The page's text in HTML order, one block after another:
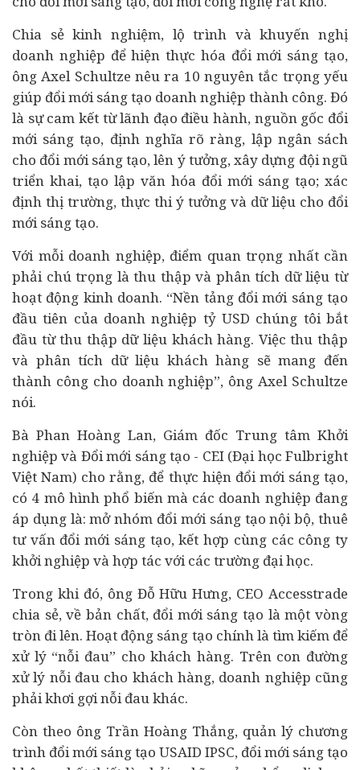
Chia sẻ kinh nghiệm, lộ trình và khuyến nghị
doanh nghiệp để hiện thực hóa đổi mới sáng tạo,
ông Axel Schultze nêu ra 10 nguyên tắc trọng yếu
giúp đổi mới sáng tạo doanh nghiệp thành công. Đó
là sự cam kết từ lãnh đạo điều hành, nguồn gốc đổi
mới sáng tạo, định nghĩa rõ ràng, lập ngân sách
cho đổi mới sáng tạo, lên ý tưởng, xây dựng đội ngũ
triển khai, tạo lập văn hóa đổi mới sáng tạo; xác
định thị trường, thực thi ý tưởng và dữ liệu cho đổi
mới sáng tạo.
Với mỗi doanh nghiệp, điểm quan trọng nhất cần
phải chú trọng là thu thập và phân tích dữ liệu từ
hoạt động kinh doanh. “Nền tảng đổi mới sáng tạo
đầu tiên của doanh nghiệp tỷ USD chúng tôi bắt
đầu từ thu thập dữ liệu khách hàng. Việc thu thập
và phân tích dữ liệu khách hàng sẽ mang đến
thành công cho doanh nghiệp”, ông Axel Schultze
nói.
Bà Phan Hoàng Lan, Giám đốc Trung tâm Khởi
nghiệp và Đổi mới sáng tạo - CEI (Đại học Fulbright
Việt Nam) cho rằng, để thực hiện đổi mới sáng tạo,
có 4 mô hình phổ biến mà các doanh nghiệp đang
áp dụng là: mở nhóm đổi mới sáng tạo nội bộ, thuê
tư vấn đổi mới sáng tạo, kết hợp cùng các công ty
khởi nghiệp và hợp tác với các trường đại học.
Trong khi đó, ông Đỗ Hữu Hưng, CEO Accesstrade
chia sẻ, về bản chất, đổi mới sáng tạo là một vòng
tròn đi lên. Hoạt động sáng tạo chính là tìm kiếm để
xử lý “nỗi đau” cho khách hàng. Trên con đường
xử lý nỗi đau cho khách hàng, doanh nghiệp cũng
phải khơi gợi nỗi đau khác.
Còn theo ông Trần Hoàng Thắng, quản lý chương
trình đổi mới sáng tạo USAID IPSC, đổi mới sáng tạo